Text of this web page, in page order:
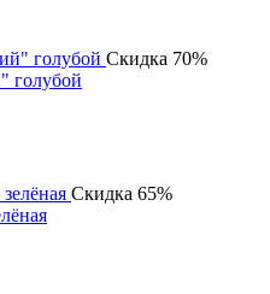
Скидка 70%
голубой
Скидка 65%